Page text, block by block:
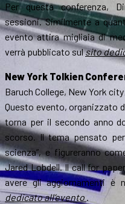
Per questa conferenza,
sessioni. Similmente a
evento attira migliaia di
verrà pubblicato sulsito
New York Tolkien
Baruch College, New York
Questo evento, organizzato
torna per il secondo anno
scorso. Il tema pensato per
scienza”, e figureranno
Jared Lobdell. Il call for
avere gli aggiornamenti è
dedicato all’evento .